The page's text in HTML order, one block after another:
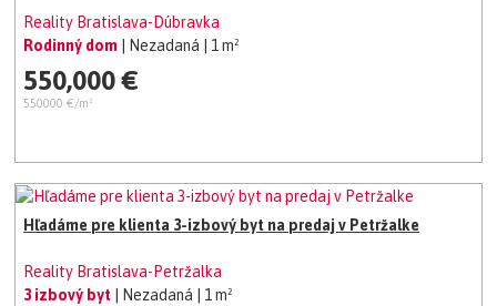
Reality Bratislava-Dúbravka
Rodinný dom
| Nezadaná | 1 m²
550,000 €
550000 €/m²
Hľadáme pre klienta 3-izbový byt na predaj v Petržalke
Reality Bratislava-Petržalka
3 izbový byt
| Nezadaná | 1 m²